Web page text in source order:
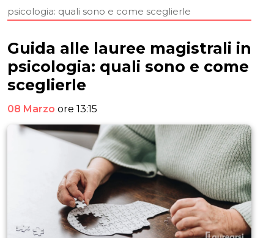
psicologia: quali sono e come sceglierle
Guida alle lauree magistrali in
psicologia: quali sono e come
sceglierle
08 Marzo ore 13:15